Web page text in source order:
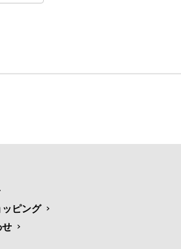
ピング
せ